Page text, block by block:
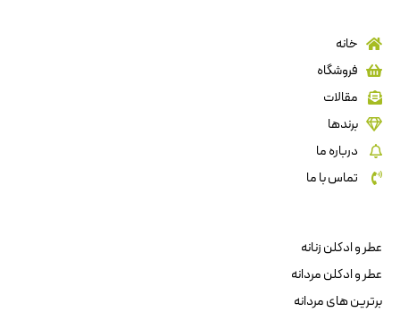
خانه
فروشگاه
مقالات
برندها
درباره ما
تماس با ما
عطر و ادکلن زنانه
عطر و ادکلن مردانه
برترین های مردانه